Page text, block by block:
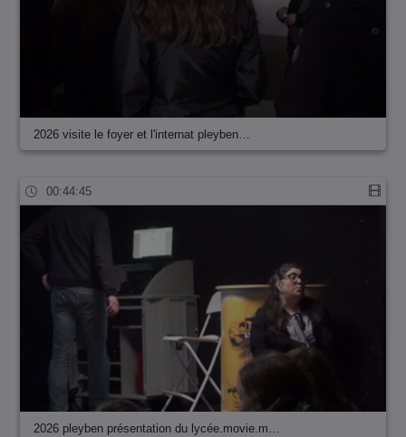
2026 visite le foyer et l'internat pleyben…
00:44:45
2026 pleyben présentation du lycée.movie.m…